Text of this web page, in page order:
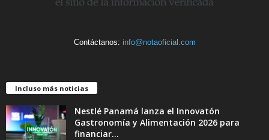
Contáctanos: info@notaoficial.com
Incluso más noticias
Nestlé Panamá lanza el Innovatón
Gastronomía y Alimentación 2026 para
financiar...